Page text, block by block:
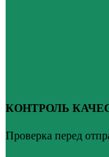
КОНТРОЛЬ
Проверка перед